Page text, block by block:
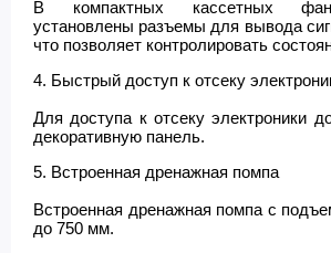
В компактных кассетных
установлены разъемы для вывода
что позволяет контролировать
4. Быстрый доступ к отсеку
Для доступа к отсеку электроники
декоративную панель.
5. Встроенная дренажная помпа
Встроенная дренажная помпа с
до 750 мм.